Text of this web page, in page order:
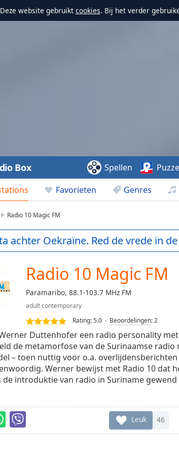
Deze website gebruikt cookies. Bij het verder
Favorieten Genres
Box Spellen
Radio 10 Magic FM
achter Oekraïne. Red de vrede in
Radio 10 Magic FM
Paramaribo, 88.1-103.7 MHz FM
adult contemporary
Rating:5.0 Beoordelingen:2
Duttenhofer een radio personality
de metamorfose van de Surinaamse radio
– toen nuttig voor o.a. overlijdensberichten
Werner bewijst met Radio 10 dat
de introduktie van radio in Suriname gewend
Leuk 46